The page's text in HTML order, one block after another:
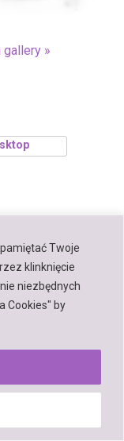
Twoje
klinknięcie
niezbędnych
Cookies" by
gallery »